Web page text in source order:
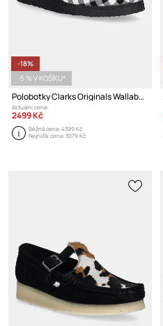
-18%
-5 % V KOŠÍKU*
Polobotky Clarks Originals Wallabee
Aktuální cena:
2499 Kč
Běžná cena:4399 Kč
Nejnižší cena:3079 Kč